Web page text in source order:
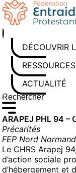
Aller
au
contenu
DÉCOUVRIR
RESSOURCES
ACTUALITÉS
Rechercher sur le
Saisissez au
ARAPEJ PHL 94 –
Précarités
FEP Nord
Le CHRS Arapej
d’action sociale
d’hébergement et